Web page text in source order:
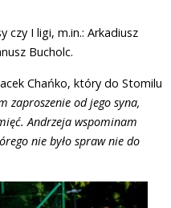
czy I ligi, m.in.: Arkadiusz
Bucholc.
Chańko, który do Stomilu
zaproszenie od jego syna,
Andrzeja wspominam
nie było sprawnie do